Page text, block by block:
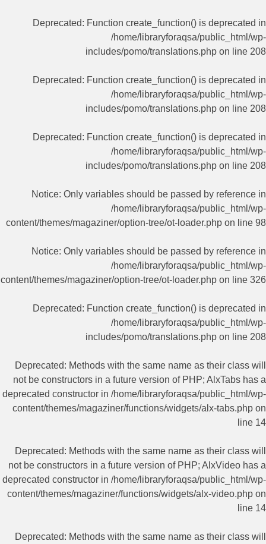
Deprecated: Function create_function() is deprecated in
/home/libraryforaqsa/public_html/wp-
includes/pomo/translations.php on line 208
Deprecated: Function create_function() is deprecated in
/home/libraryforaqsa/public_html/wp-
includes/pomo/translations.php on line 208
Deprecated: Function create_function() is deprecated in
/home/libraryforaqsa/public_html/wp-
includes/pomo/translations.php on line 208
Notice: Only variables should be passed by reference in
/home/libraryforaqsa/public_html/wp-
content/themes/magaziner/option-tree/ot-loader.php on line 98
Notice: Only variables should be passed by reference in
/home/libraryforaqsa/public_html/wp-
content/themes/magaziner/option-tree/ot-loader.php on line 326
Deprecated: Function create_function() is deprecated in
/home/libraryforaqsa/public_html/wp-
includes/pomo/translations.php on line 208
Deprecated: Methods with the same name as their class will
not be constructors in a future version of PHP; AlxTabs has a
deprecated constructor in /home/libraryforaqsa/public_html/wp-
content/themes/magaziner/functions/widgets/alx-tabs.php on
line 14
Deprecated: Methods with the same name as their class will
not be constructors in a future version of PHP; AlxVideo has a
deprecated constructor in /home/libraryforaqsa/public_html/wp-
content/themes/magaziner/functions/widgets/alx-video.php on
line 14
Deprecated: Methods with the same name as their class will